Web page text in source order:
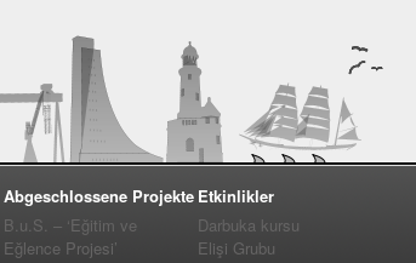
Abgeschlossene Projekte
B.u.S. – ‘Eğitim ve
Eğlence Projesi’
Etkinlikler
Darbuka kursu
Elişi Grubu